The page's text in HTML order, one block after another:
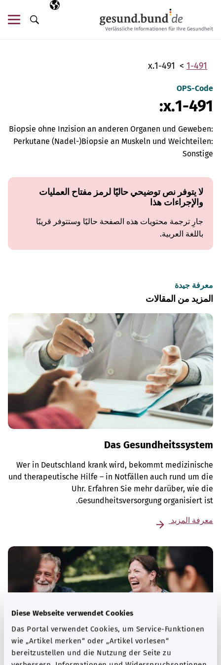
Diese Webseite verwendet Cookies
Das Portal verwendet Cookies, um Service-Funktionen
wie „Artikel merken“ oder „Artikel vorlesen“
bereitzustellen und die Nutzung der Seite zu
اللغة المختارة
AR
البحث
1-491
1-491.x
OPS-Code
1-491.x:
Biopsie ohne Inzision an anderen Organen und Geweben:
Perkutane (Nadel-)Biopsie an Muskeln und Weichteilen:
Sonstige
لا يتوفر نص توضيحي حاليًا لرمز مفتاح العمليات
والإجراءات هذا
جارِ ترجمة محتويات هذه الصفحة حاليًا وستتوفر قريبًا
باللغة العربية.
معرفة جيدة
المزيد من المقالات
Das Gesundheitssystem
Wer in Deutschland krank wird, bekommt medizinische
und therapeutische Hilfe – in Notfällen auch rund um die
Uhr. Erfahren Sie mehr darüber, wie die
Gesundheitsversorgung organisiert ist.
معرفة المزيد